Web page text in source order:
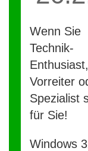
Wenn Sie
Technik-
Enthusiast,
Vorreiter
Spezialist
für Sie!
Windows